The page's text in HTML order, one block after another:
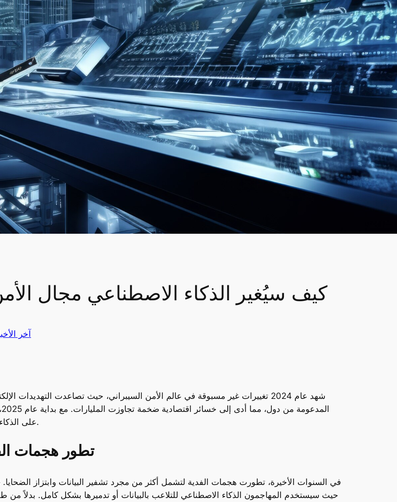
كيف سيُغير الذكاء الاصطناعي مجال الأمن
آخر
شهد عام 2024 تغييرات غير مسبوقة في عالم الأمن السيبراني، حيث تصاعدت التهديدات
على الذكاء الاصطناعي، مما يجعل الهجمات الإلكترونية أكثر تطورًا وانتشارًا.
تطور هجمات
حيث سيستخدم المهاجمون الذكاء الاصطناعي للتلاعب بالبيانات أو تدميرها بشكل كامل. بدلاً من